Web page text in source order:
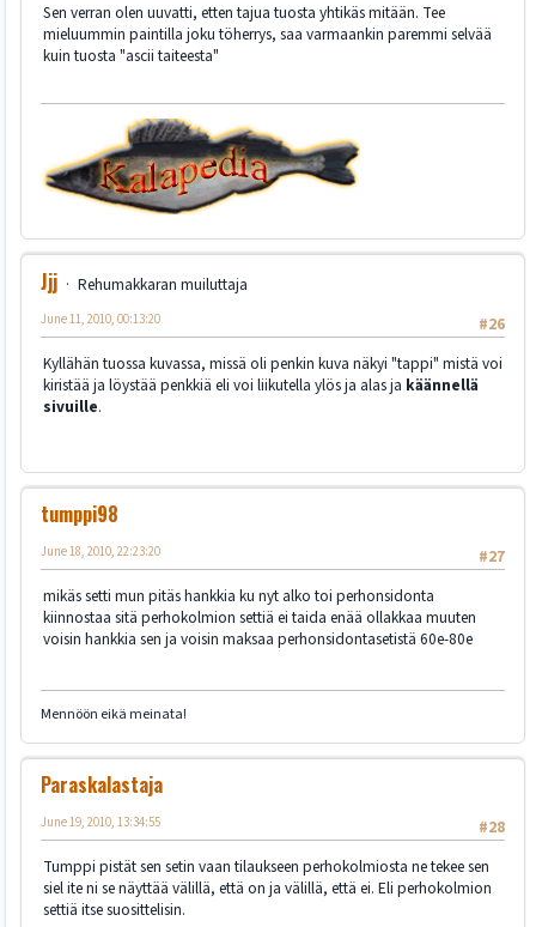
Sen verran olen uuvatti, etten tajua tuosta yhtikäs mitään. Tee
mieluummin paintilla joku töherrys, saa varmaankin paremmi selvää
kuin tuosta "ascii taiteesta"
Jjj
Rehumakkaran muiluttaja
#26
June 11, 2010, 00:13:20
Kyllähän tuossa kuvassa, missä oli penkin kuva näkyi "tappi" mistä voi
kiristää ja löystää penkkiä eli voi liikutella ylös ja alas ja käännellä
sivuille.
tumppi98
#27
June 18, 2010, 22:23:20
mikäs setti mun pitäs hankkia ku nyt alko toi perhonsidonta
kiinnostaa sitä perhokolmion settiä ei taida enää ollakkaa muuten
voisin hankkia sen ja voisin maksaa perhonsidontasetistä 60e-80e
Mennöön eikä meinata!
Paraskalastaja
#28
June 19, 2010, 13:34:55
Tumppi pistät sen setin vaan tilaukseen perhokolmiosta ne tekee sen
siel ite ni se näyttää välillä, että on ja välillä, että ei. Eli perhokolmion
settiä itse suosittelisin.